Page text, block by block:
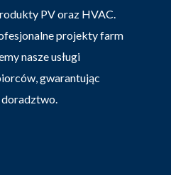
PV oraz HVAC.
projekty farm
nasze usługi
gwarantując